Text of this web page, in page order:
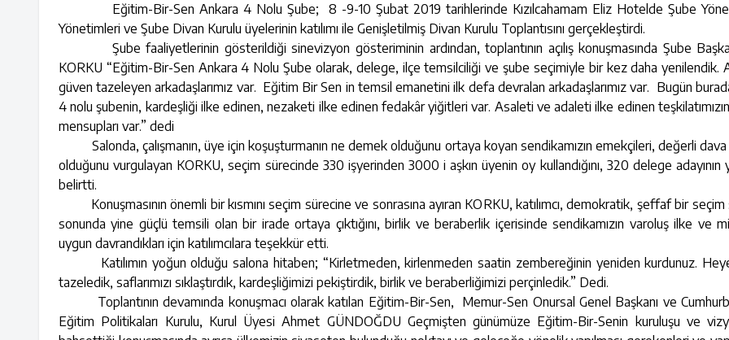
Eğitim-Bir-Sen Ankara 4 Nolu Şube; 8 -9-10 Şubat 2019 tarihlerinde Kızılcahamam Eliz Hotelde Şube
Yönetimleri ve Şube Divan Kurulu üyelerinin katılımı ile Genişletilmiş Divan Kurulu Toplantısını gerçekleştirdi.
Şube faaliyetlerinin gösterildiği sinevizyon gösteriminin ardından, toplantının açılış konuşmasında Şube
KORKU “Eğitim-Bir-Sen Ankara 4 Nolu Şube olarak, delege, ilçe temsilciliği ve şube seçimiyle bir kez daha yenilendik.
güven tazeleyen arkadaşlarımız var. Eğitim Bir Sen in temsil emanetini ilk defa devralan arkadaşlarımız var. Bugün
4 nolu şubenin, kardeşliği ilke edinen, nezaketi ilke edinen fedakâr yiğitleri var. Asaleti ve adaleti ilke edinen
mensupları var.” dedi
Salonda, çalışmanın, üye için koşuşturmanın ne demek olduğunu ortaya koyan sendikamızın emekçileri, değerli dava
olduğunu vurgulayan KORKU, seçim sürecinde 330 işyerinden 3000 i aşkın üyenin oy kullandığını, 320 delege adayının
belirtti.
Konuşmasının önemli bir kısmını seçim sürecine ve sonrasına ayıran KORKU, katılımcı, demokratik, şeffaf bir seçim
sonunda yine güçlü temsili olan bir irade ortaya çıktığını, birlik ve beraberlik içerisinde sendikamızın varoluş ilke ve
uygun davrandıkları için katılımcılara teşekkür etti.
Katılımın yoğun olduğu salona hitaben; “Kirletmeden, kirlenmeden saatin zembereğinin yeniden kurdunuz.
tazeledik, saflarımızı sıklaştırdık, kardeşliğimizi pekiştirdik, birlik ve beraberliğimizi perçinledik.” Dedi.
Toplantının devamında konuşmacı olarak katılan Eğitim-Bir-Sen, Memur-Sen Onursal Genel Başkanı ve
Eğitim Politikaları Kurulu, Kurul Üyesi Ahmet GÜNDOĞDU Geçmişten günümüze Eğitim-Bir-Senin kuruluşu ve